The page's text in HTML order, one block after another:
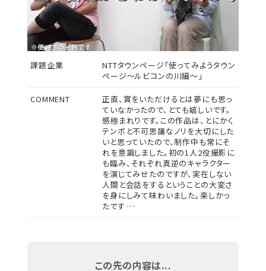
課題企業
NTTタウンページ「使ってみようタウン
ページ～ルビコンの川編～」
COMMENT
正直、賞をいただけるとは夢にも思っ
ていなかったので、とても嬉しいです。
感極まれりです。この作品は、とにかく
テンポと不可思議なノリを大切にした
いと思っていたので、制作中も常にそ
れを意識しました。初の1人2役撮影に
も臨み、それぞれ真逆のキャラクター
を演じてみせたのですが、実在しない
人間と会話をするということの大変さ
を身にしみて味わいました。楽しかっ
たです …
この先の内容は...